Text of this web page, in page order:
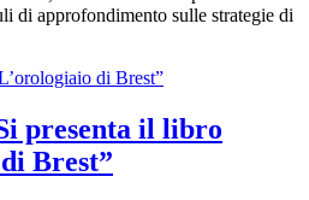
di approfondimento sulle strategie di
presenta il libro
Brest”